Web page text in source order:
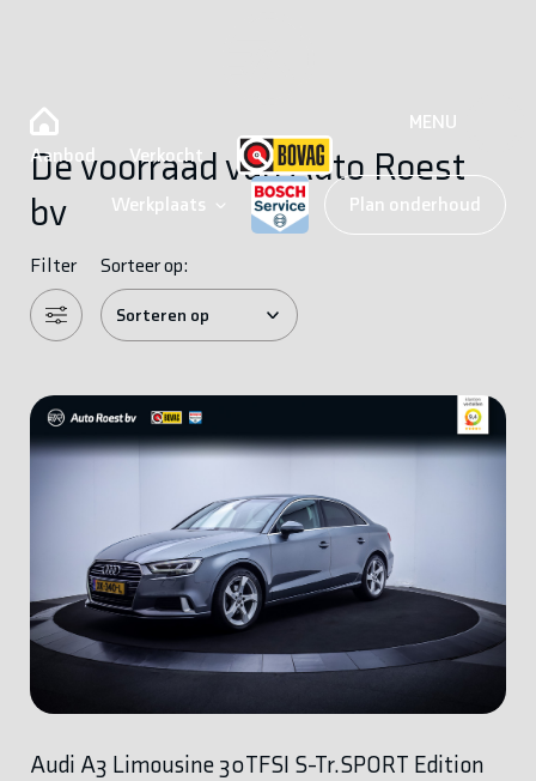
Aanbod Verkocht
Werkplaats Plan onderhoud
MENU
De voorraad van Auto Roest
bv
Filter Sorteer op:
Audi A3 Limousine 30TFSI S-Tr.SPORT Edition